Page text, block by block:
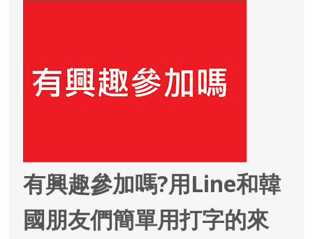
有興趣參加嗎?用Line和韓
國朋友們簡單用打字的來